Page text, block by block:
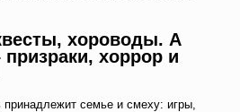
хороводы. А
призраки, хоррор и
семье и смеху: игры,